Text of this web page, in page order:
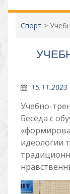
Спорт >
15.11.2023
Учебно-
Беседа с
идеологии